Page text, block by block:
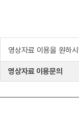
영상자료 이용을 원하
영상자료 이용문의